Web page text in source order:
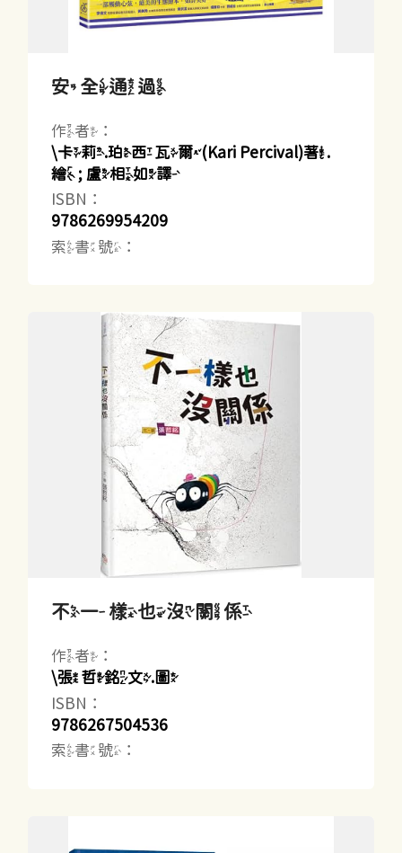
安全通過
作者：
\卡莉.珀西瓦爾(Kari Percival)著.
繪 ; 盧相如譯
ISBN：
9786269954209
索書號：
不一樣也沒關係
作者：
\張哲銘文.圖
ISBN：
9786267504536
索書號：